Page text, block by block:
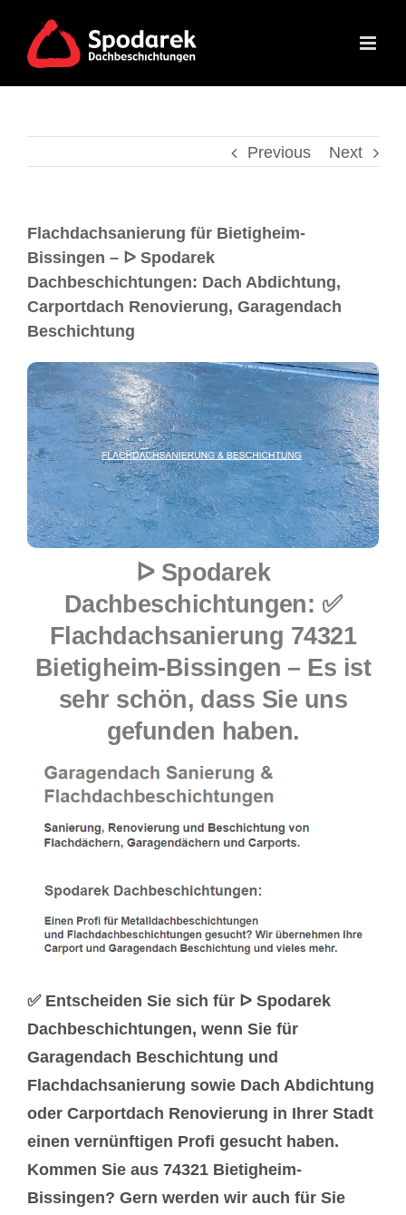
Previous Next
Flachdachsanierung für Bietigheim-
Bissingen – ᐅ Spodarek
Dachbeschichtungen: Dach Abdichtung,
Carportdach Renovierung, Garagendach
Beschichtung
ᐅ Spodarek
Dachbeschichtungen: ✅
Flachdachsanierung 74321
Bietigheim-Bissingen – Es ist
sehr schön, dass Sie uns
gefunden haben.
✅ Entscheiden Sie sich für ᐅ Spodarek
Dachbeschichtungen, wenn Sie für
Garagendach Beschichtung und
Flachdachsanierung sowie Dach Abdichtung
oder Carportdach Renovierung in Ihrer Stadt
einen vernünftigen Profi gesucht haben.
Kommen Sie aus 74321 Bietigheim-
Bissingen? Gern werden wir auch für Sie